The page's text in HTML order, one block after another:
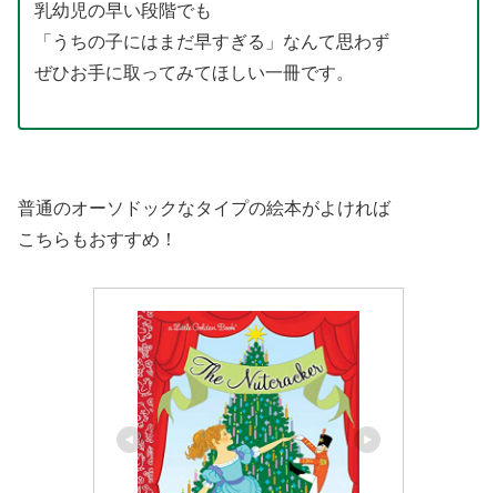
乳幼児の早い段階でも
「うちの子にはまだ早すぎる」なんて思わず
ぜひお手に取ってみてほしい一冊です。
普通のオーソドックなタイプの絵本がよければ
こちらもおすすめ！